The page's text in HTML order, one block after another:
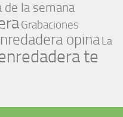
de la semana
Grabaciones
opinaLa
te